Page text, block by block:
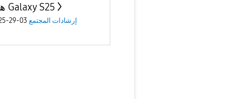
هاتف Galaxy S25
إرشادات المجتمع 03-29-2025